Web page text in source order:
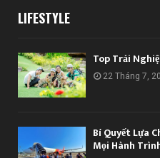
LIFESTYLE
Top Trải
22 Tháng 7,
Bí Quyết Lựa
Mọi Hành